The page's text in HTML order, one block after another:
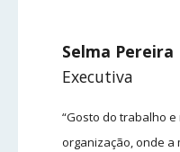
Selma Pereira
Executiva
“Gosto do trabalho
organização, onde a